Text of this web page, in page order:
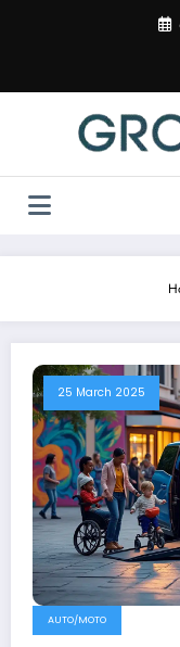
25 March 2025
AUTO/MOTO